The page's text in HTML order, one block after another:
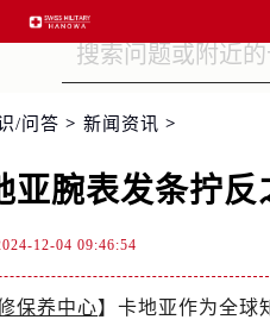
/问答 > 新闻资讯 >
亚腕表发条拧
12-04 09:46:54
保养中心】卡地亚作为全球